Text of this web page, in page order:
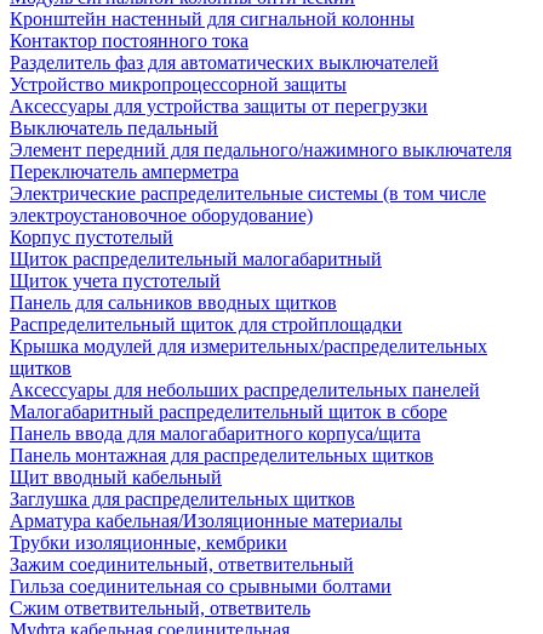
Кронштейн настенный для сигнальной колонны
Контактор постоянного тока
Разделитель фаз для автоматических выключателей
Устройство микропроцессорной защиты
Аксессуары для устройства защиты от перегрузки
Выключатель педальный
Элемент передний для педального/нажимного выключателя
Переключатель амперметра
Электрические распределительные системы (в том числе
электроустановочное оборудование)
Корпус пустотелый
Щиток распределительный малогабаритный
Щиток учета пустотелый
Панель для сальников вводных щитков
Распределительный щиток для стройплощадки
Крышка модулей для измерительных/распределительных
щитков
Аксессуары для небольших распределительных панелей
Малогабаритный распределительный щиток в сборе
Панель ввода для малогабаритного корпуса/щита
Панель монтажная для распределительных щитков
Щит вводный кабельный
Заглушка для распределительных щитков
Арматура кабельная/Изоляционные материалы
Трубки изоляционные, кембрики
Зажим соединительный, ответвительный
Гильза соединительная со срывными болтами
Сжим ответвительный, ответвитель
Муфта кабельная соединительная